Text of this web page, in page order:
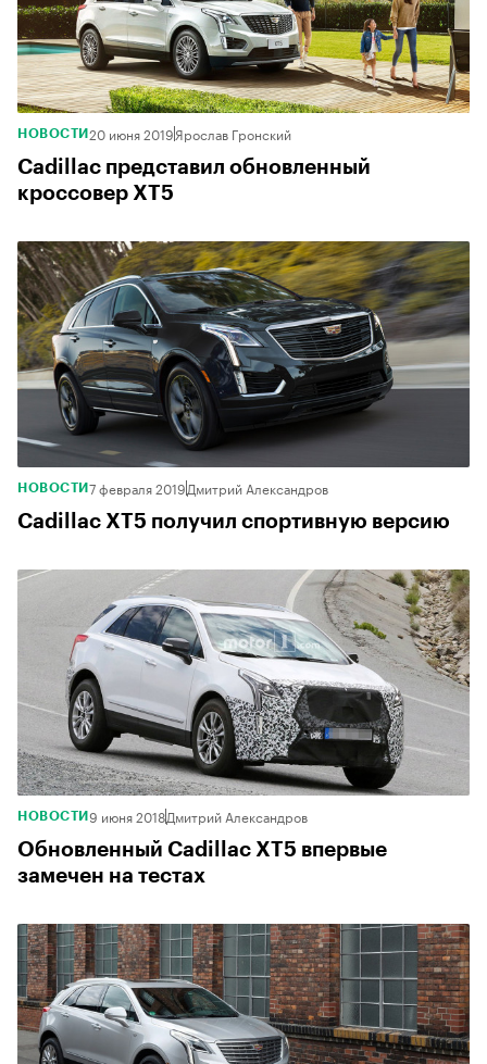
НОВОСТИ 20 июня 2019Ярослав Гронский
Cadillac представил обновленный
кроссовер XT5
НОВОСТИ 7 февраля 2019Дмитрий Александров
Cadillac XT5 получил спортивную версию
НОВОСТИ 9 июня 2018Дмитрий Александров
Обновленный Cadillac XT5 впервые
замечен на тестах